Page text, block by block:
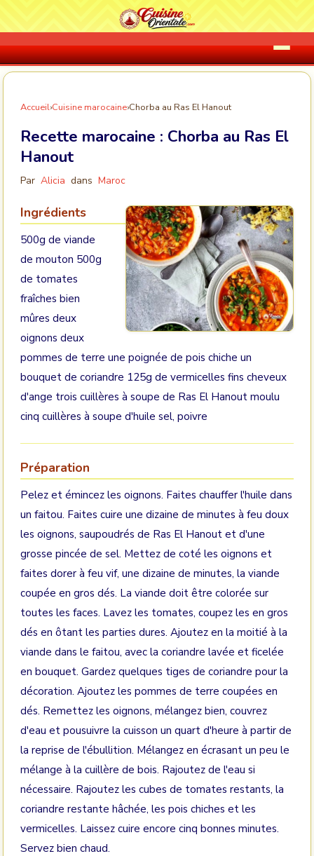
Accueil›Cuisine marocaine›Chorba au Ras El Hanout
Recette marocaine : Chorba au Ras El
Hanout
Par Alicia dans Maroc
Ingrédients
500g de viande
de mouton 500g
de tomates
fraîches bien
mûres deux
oignons deux
pommes de terre une poignée de pois chiche un
bouquet de coriandre 125g de vermicelles fins cheveux
d'ange trois cuillères à soupe de Ras El Hanout moulu
cinq cuillères à soupe d'huile sel, poivre
Préparation
Pelez et émincez les oignons. Faites chauffer l'huile dans
un faitou. Faites cuire une dizaine de minutes à feu doux
les oignons, saupoudrés de Ras El Hanout et d'une
grosse pincée de sel. Mettez de coté les oignons et
faites dorer à feu vif, une dizaine de minutes, la viande
coupée en gros dés. La viande doit être colorée sur
toutes les faces. Lavez les tomates, coupez les en gros
dés en ôtant les parties dures. Ajoutez en la moitié à la
viande dans le faitou, avec la coriandre lavée et ficelée
en bouquet. Gardez quelques tiges de coriandre pour la
décoration. Ajoutez les pommes de terre coupées en
dés. Remettez les oignons, mélangez bien, couvrez
d'eau et pousuivre la cuisson un quart d'heure à partir de
la reprise de l'ébullition. Mélangez en écrasant un peu le
mélange à la cuillère de bois. Rajoutez de l'eau si
nécessaire. Rajoutez les cubes de tomates restants, la
coriandre restante hâchée, les pois chiches et les
vermicelles. Laissez cuire encore cinq bonnes minutes.
Servez bien chaud.